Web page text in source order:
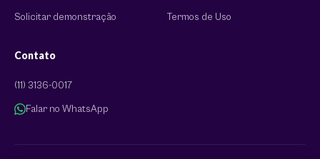
Solicitar demonstração Termos de Uso
Contato
(11) 3136-0017
Falar no WhatsApp